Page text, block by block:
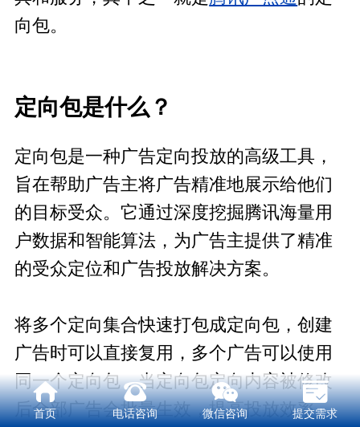
向包。
定向包是什么？
定向包是一种广告定向投放的高级工具，
旨在帮助广告主将广告精准地展示给他们
的目标受众。它通过深度挖掘腾讯海量用
户数据和智能算法，为广告主提供了精准
的受众定位和广告投放解决方案。
将多个定向集合快速打包成定向包，创建
广告时可以直接复用， 多个广告可以使用
同一个定向包，当定向包定向内容被修改
后全部广告会批量生效，提高投放效率。
首页 电话咨询 微信咨询 提交需求